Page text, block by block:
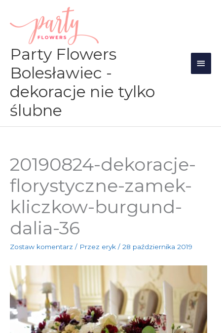
treści
Party Flowers
Bolesławiec -
dekoracje nie tylko
ślubne
20190824-dekoracje-
florystyczne-zamek-
kliczkow-burgund-
dalia-36
Zostaw komentarz / Przez eryk / 28 października 2019